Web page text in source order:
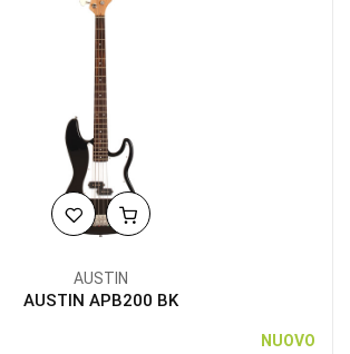
AUSTIN
AUSTIN APB200 BK
NUOVO